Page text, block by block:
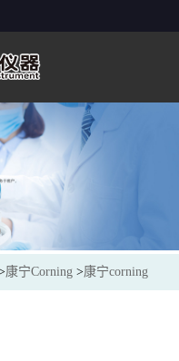
康宁Corning >康宁corning